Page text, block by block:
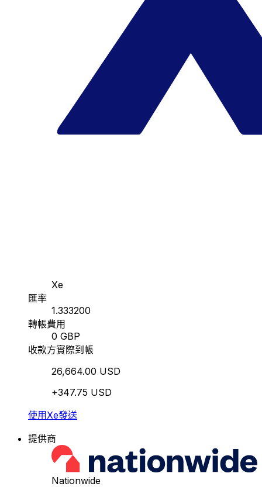
Xe
匯率
1.333200
轉帳費用
0 GBP
收款方實際到帳
26,664.00 USD
+347.75 USD
使用Xe發送
提供商
Nationwide